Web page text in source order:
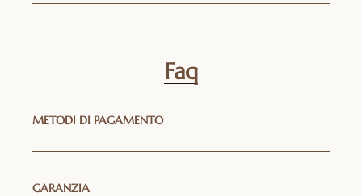
Faq
METODI DI PAGAMENTO
GARANZIA